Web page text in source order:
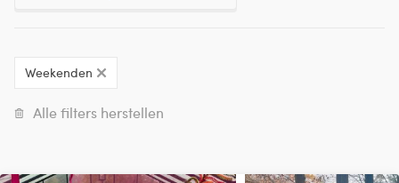
Weekenden
Alle filters herstellen